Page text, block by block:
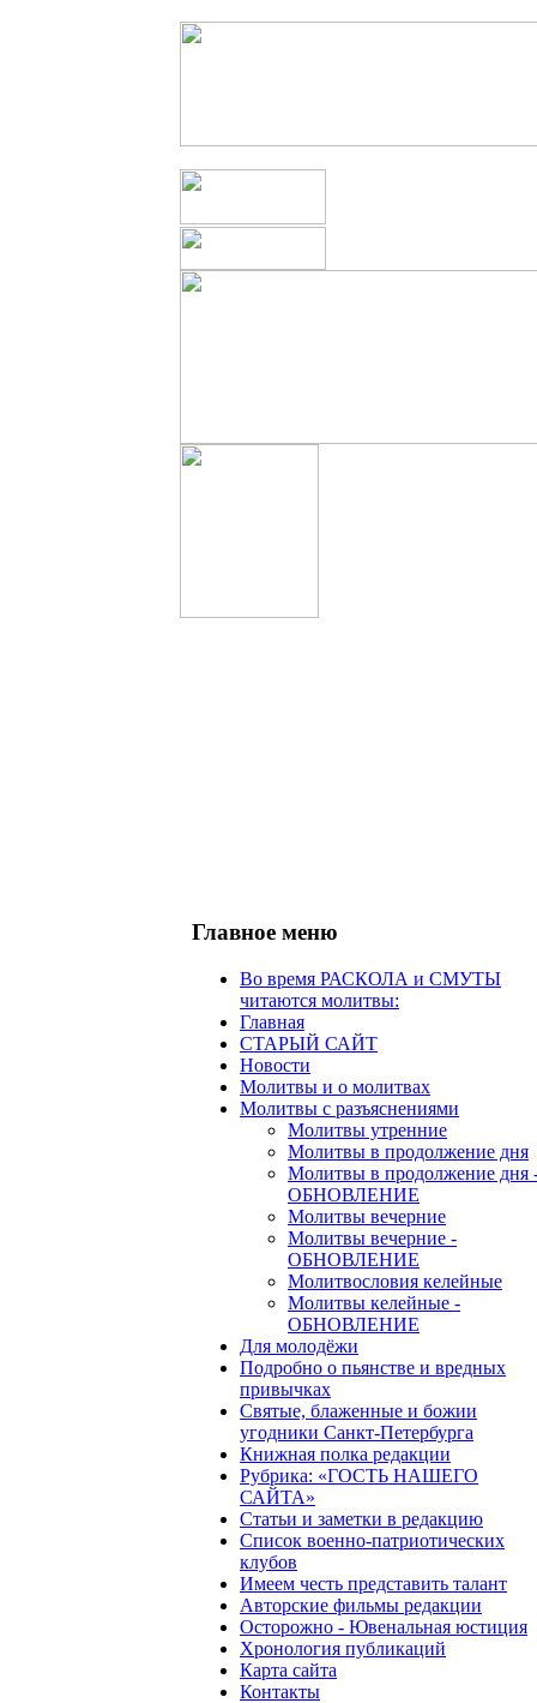
Главное меню
Во время РАСКОЛА и СМУТЫ
читаются молитвы:
Главная
СТАРЫЙ САЙТ
Новости
Молитвы и о молитвах
Молитвы с разъяснениями
Молитвы утренние
Молитвы в продолжение дня
Молитвы в продолжение дня
ОБНОВЛЕНИЕ
Молитвы вечерние
Молитвы вечерние -
ОБНОВЛЕНИЕ
Молитвословия келейные
Молитвы келейные -
ОБНОВЛЕНИЕ
Для молодёжи
Подробно о пьянстве и вредных
привычках
Святые, блаженные и божии
угодники Санкт-Петербурга
Книжная полка редакции
Рубрика: «ГОСТЬ НАШЕГО
САЙТА»
Статьи и заметки в редакцию
Список военно-патриотических
клубов
Имеем честь представить талант
Авторские фильмы редакции
Осторожно - Ювенальная юстиция
Хронология публикаций
Карта сайта
Контакты